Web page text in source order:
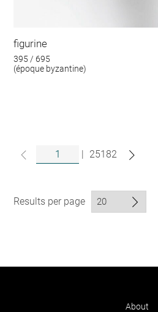
figurine
395 / 695
(époque byzantine)
| 25182
Results per page
About